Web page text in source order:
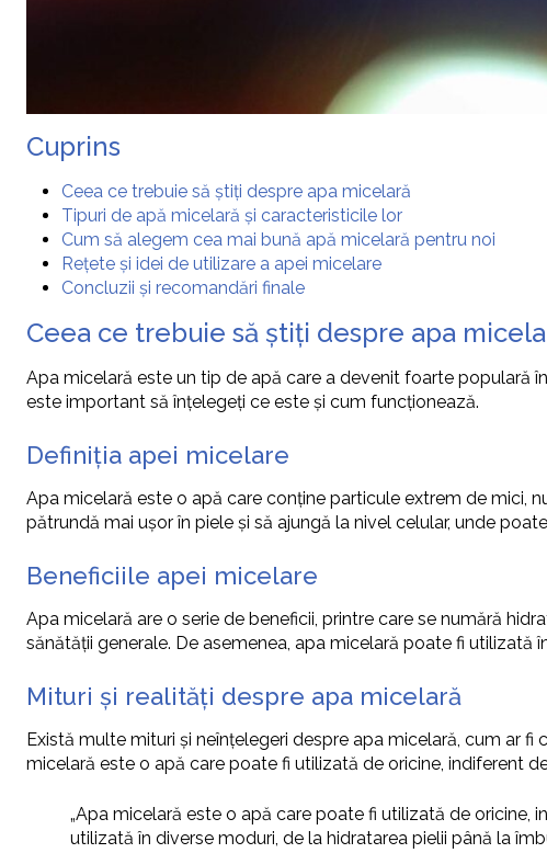
Cuprins
Ceea ce trebuie să știți despre apa micelară
Tipuri de apă micelară și caracteristicile lor
Cum să alegem cea mai bună apă micelară pentru noi
Rețete și idei de utilizare a apei micelare
Concluzii și recomandări finale
Ceea ce trebuie să știți despre apa
Apa micelară este un tip de apă care a devenit foarte populară
este important să înțelegeți ce este și cum funcționează.
Definiția apei micelare
Apa micelară este o apă care conține particule extrem de mici,
pătrundă mai ușor în piele și să ajungă la nivel celular, unde
Beneficiile apei micelare
Apa micelară are o serie de beneficii, printre care se numără
sănătății generale. De asemenea, apa micelară poate fi
Mituri și realități despre apa micelară
Există multe mituri și neînțelegeri despre apa micelară, cum ar
micelară este o apă care poate fi utilizată de oricine, indiferent
„Apa micelară este o apă care poate fi utilizată de oricine,
utilizată în diverse moduri, de la hidratarea pielii până la